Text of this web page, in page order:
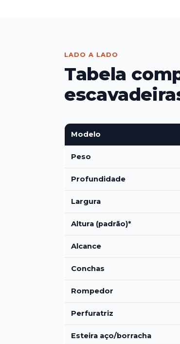
LADO A LADO
Tabela
Modelo
Peso
Profundidade
Largura
Altura (padrão)*
Alcance
Conchas
Rompedor
Perfuratriz
Esteira aço/borracha